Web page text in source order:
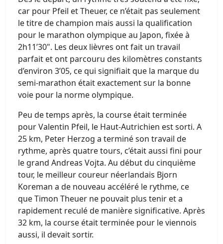
car pour Pfeil et Theuer, ce n’était pas seulement
le titre de champion mais aussi la qualification
pour le marathon olympique au Japon, fixée à
2h11’30". Les deux lièvres ont fait un travail
parfait et ont parcouru des kilomètres constants
d’environ 3’05, ce qui signifiait que la marque du
semi-marathon était exactement sur la bonne
voie pour la norme olympique.
Peu de temps après, la course était terminée
pour Valentin Pfeil, le Haut-Autrichien est sorti. A
25 km, Peter Herzog a terminé son travail de
rythme, après quatre tours, c’était aussi fini pour
le grand Andreas Vojta. Au début du cinquième
tour, le meilleur coureur néerlandais Bjorn
Koreman a de nouveau accéléré le rythme, ce
que Timon Theuer ne pouvait plus tenir et a
rapidement reculé de manière significative. Après
32 km, la course était terminée pour le viennois
aussi, il devait sortir.